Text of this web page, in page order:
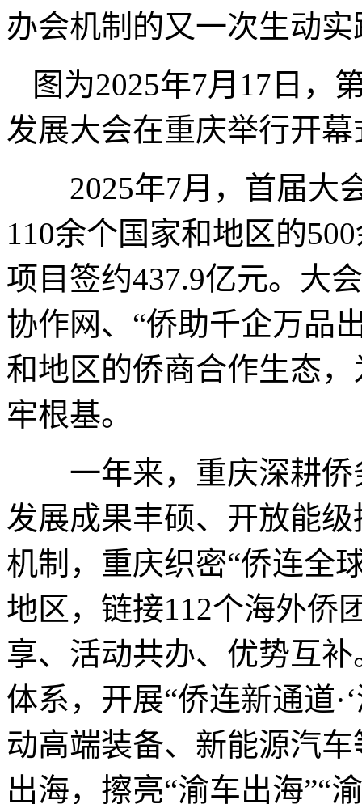
办会机制的又一次生动实
图为2025年7月17日，
发展大会在重庆举行开幕
2025年7月，首届大
110余个国家和地区的
项目签约437.9亿元。大
协作网、“侨助千企万品
和地区的侨商合作生态
牢根基。
一年来，重庆深耕侨
发展成果丰硕、开放能
机制，重庆织密“侨连全
地区，链接112个海外侨
享、活动共办、优势互
体系，开展“侨连新通道
动高端装备、新能源汽
出海，擦亮“渝车出海”“